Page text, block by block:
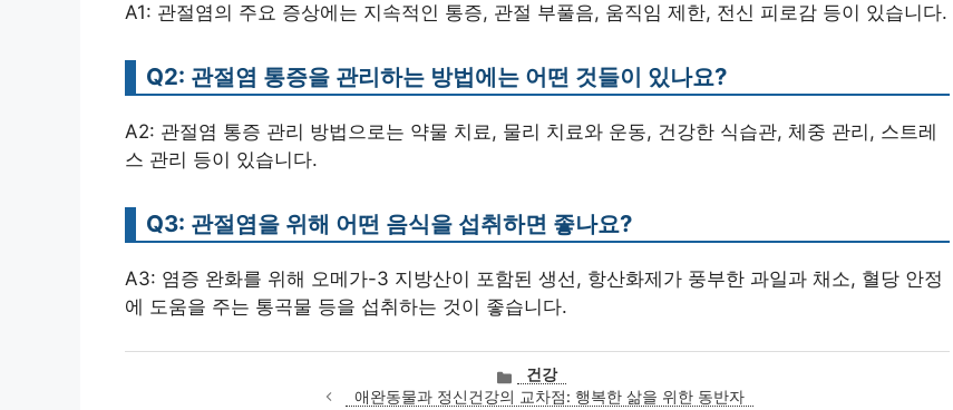
A1: 관절염의 주요 증상에는 지속적인 통증, 관절 부풀음, 움직임 제한, 전신 피로감 등이 있습니다.
Q2: 관절염 통증을 관리하는 방법에는 어떤 것들이 있나요?
A2: 관절염 통증 관리 방법으로는 약물 치료, 물리 치료와 운동, 건강한 식습관, 체중 관리, 스트레
스 관리 등이 있습니다.
Q3: 관절염을 위해 어떤 음식을 섭취하면 좋나요?
A3: 염증 완화를 위해 오메가-3 지방산이 포함된 생선, 항산화제가 풍부한 과일과 채소, 혈당 안정
에 도움을 주는 통곡물 등을 섭취하는 것이 좋습니다.
카
테
건강
애완동물과 정신건강의 교차점: 행복한 삶을 위한 동반자